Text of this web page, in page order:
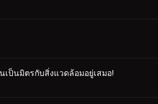
เป็นมิตรกับสิ่งแวดล้อมอยู่เสมอ!